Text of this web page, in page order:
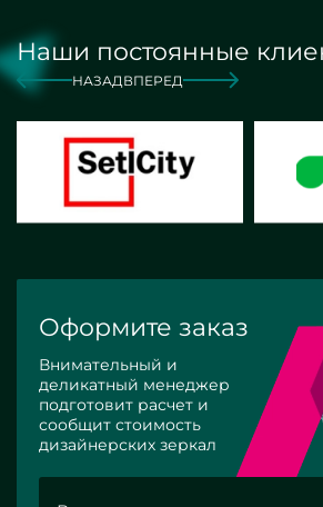
Наши постоянные
НАЗАД ВПЕРЕД
Оформите заказ
Внимательный и
деликатный менеджер
подготовит расчет и
сообщит стоимость
дизайнерских зеркал